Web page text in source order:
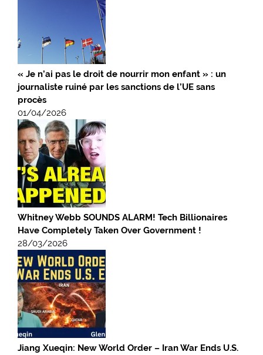
« Je n’ai pas le droit de nourrir mon enfant » : un
journaliste ruiné par les sanctions de l’UE sans
procès
01/04/2026
Whitney Webb SOUNDS ALARM! Tech Billionaires
Have Completely Taken Over Government !
28/03/2026
Jiang Xueqin: New World Order – Iran War Ends U.S.